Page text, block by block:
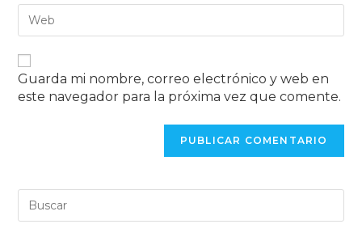
Guarda mi nombre, correo electrónico y web en
este navegador para la próxima vez que comente.